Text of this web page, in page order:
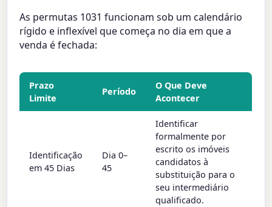
As permutas 1031 funcionam sob um calendário
rígido e inflexível que começa no dia em que a
venda é fechada:
Prazo
Limite
Período
O Que Deve
Acontecer
Identificação
em 45 Dias
Dia 0–
45
Identificar
formalmente por
escrito os imóveis
candidatos à
substituição para o
seu intermediário
qualificado.